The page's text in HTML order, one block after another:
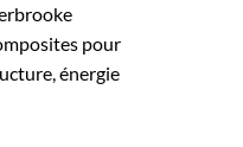
pour
énergie